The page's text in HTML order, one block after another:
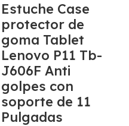
Estuche Case
protector de
goma Tablet
Lenovo P11 Tb-
J606F Anti
golpes con
soporte de 11
Pulgadas